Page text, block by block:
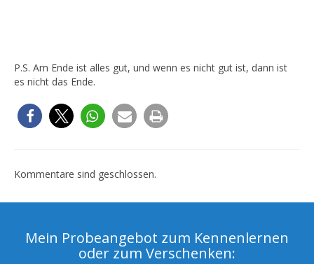
P.S. Am Ende ist alles gut, und wenn es nicht gut ist, dann ist
es nicht das Ende.
Kommentare sind geschlossen.
Mein Probeangebot zum Kennenlernen
oder zum Verschenken: